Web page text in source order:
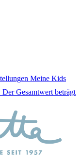
Meine Kids
Gesamtwert beträgt